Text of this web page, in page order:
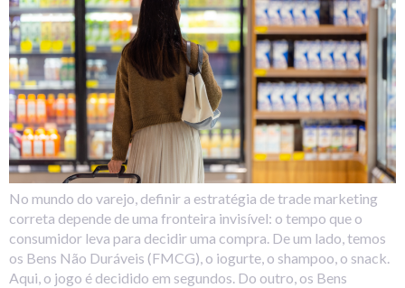
No mundo do varejo, definir a estratégia de trade marketing
correta depende de uma fronteira invisível: o tempo que o
consumidor leva para decidir uma compra. De um lado, temos
os Bens Não Duráveis (FMCG), o iogurte, o shampoo, o snack.
Aqui, o jogo é decidido em segundos. Do outro, os Bens